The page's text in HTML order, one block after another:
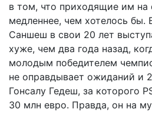
в том, что приходящие им на
медленнее, чем хотелось
Саншеш в свои 20 лет
хуже, чем два года назад,
молодым победителем
не оправдывает ожиданий и
Гонсалу Гедеш, за которого
30 млн евро. Правда, он на